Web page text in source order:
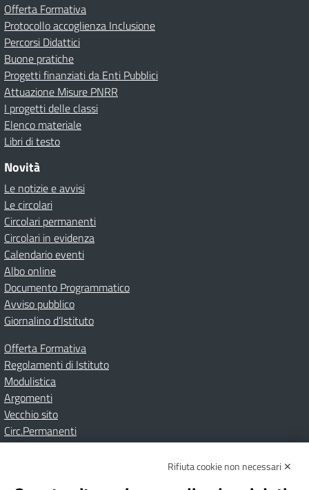
Offerta Formativa
Protocollo accoglienza Inclusione
Percorsi Didattici
Buone pratiche
Progetti finanziati da Enti Pubblici
Attuazione Misure PNRR
I progetti delle classi
Elenco materiale
Libri di testo
Novità
Le notizie e avvisi
Le circolari
Circolari permanenti
Circolari in evidenza
Calendario eventi
Albo online
Documento Programmatico
Avviso pubblico
Giornalino d’Istituto
Offerta Formativa
Regolamenti di Istituto
Modulistica
Argomenti
Vecchio sito
Circ.Permanenti
Albo onlinePrivacy Policy
Dichiarazione di accessibilità
Note Legali
Rifiuta cookie non necessari ✕